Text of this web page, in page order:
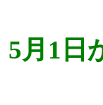
1日か